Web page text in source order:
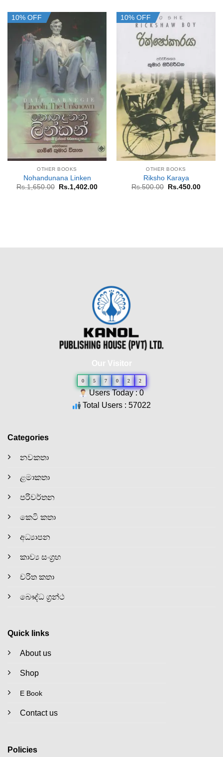
10% OFF
OTHER BOOKS
Nohandunana Linken
Rs.1,650.00
Original
Rs.1,402.00Current
10% OFF
OTHER BOOKS
Riksho Karaya
Rs.500.00
Original
Rs.450.00
Our Visitor
0 5 7 0 2 2
Users Today : 0
Total Users : 57022
Categories
නවකතා
ළමාකතා
පරිවර්තන
කෙටි කතා
අධ්‍යාපන
කාව්‍ය සංග්‍රහ
චරිත කතා
බෞද්ධ ග්‍රන්ථ
Quick links
About us
Shop
E Book
Contact us
Policies